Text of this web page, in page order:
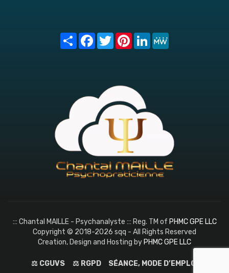
Share FacebookTwitterPinterest
LinkedIn
::: Chantal MAILLE - Psychanalyste ::: Reg. TM of PHMC GPE LLC
Copyright © 2018-2026 sqq - All Rights Reserved
Creation, Design and Hosting by PHMC GPE LLC
⚖️ CGUVS ⚖️ RGPD SÉANCE, MODE D’EMPLOI